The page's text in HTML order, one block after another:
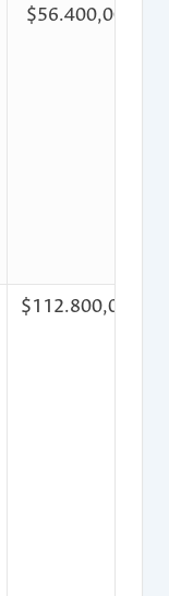
$56.400,00
$112.800,00